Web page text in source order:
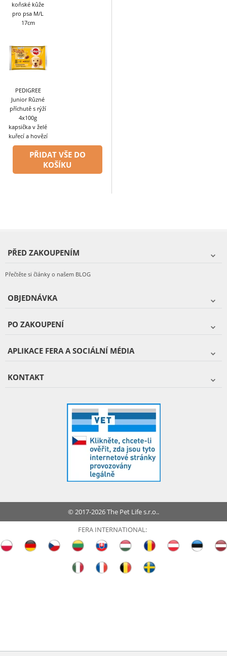
koňské kůže
pro psa M/L
17cm
PEDIGREE
Junior Různé
příchutě s rýží
4x100g
kapsička v želé
kuřecí a hovězí
PŘIDAT VŠE DO
KOŠÍKU
PŘED ZAKOUPENÍM
Přečtěte si články o našem BLOG
OBJEDNÁVKA
PO ZAKOUPENÍ
APLIKACE FERA A SOCIÁLNÍ MÉDIA
KONTAKT
© 2017-2026 The Pet Life s.r.o..
FERA INTERNATIONAL: